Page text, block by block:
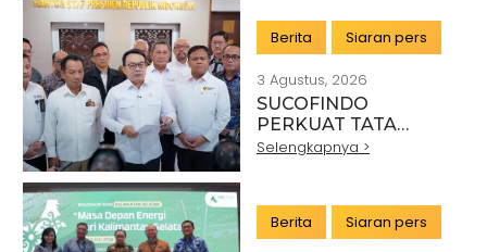
INDUSTRI
Berita Siaran pers
3 Agustus, 2026
SUCOFINDO
PERKUAT TATA
KELOLA EKSPOR
DENGAN KSP DAN
DANANTARA
Selengkapnya >
Berita Siaran pers